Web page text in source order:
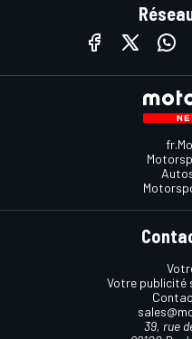
Votre publicité
39, rue